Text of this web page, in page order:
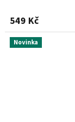
549 Kč
Novinka